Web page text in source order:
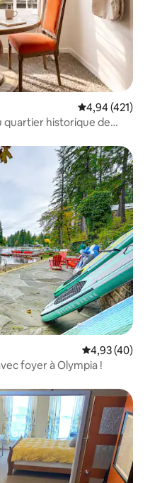
Évaluation
4,94 (421)
quartier historique de
Évaluation
4,93 (40)
foyer à Olympia !